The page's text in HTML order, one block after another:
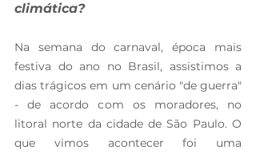
climática?
Na semana do carnaval, época mais
festiva do ano no Brasil, assistimos a
dias trágicos em um cenário "de guerra"
- de acordo com os moradores, no
litoral norte da cidade de São Paulo. O
que vimos acontecer foi uma